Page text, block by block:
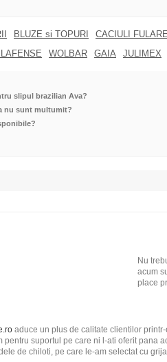
BLUZE si TOPURI CACIULI
WOLBAR GAIA JULIMEX
slipul brazilian Ava?
nu sunt multumit?
Nu
acum
place
aduce un plus de calitate clientilor
pentru suportul pe care ni l-ati oferit pana
de chiloti, pe care le-am selectat cu